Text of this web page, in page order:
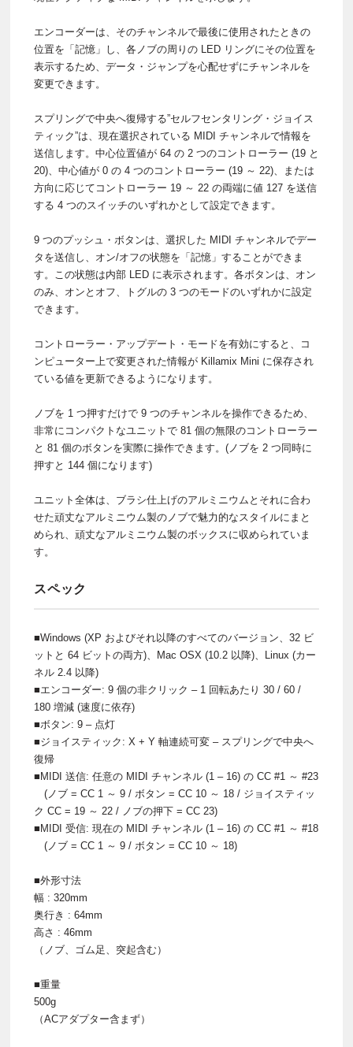
エンコーダーは、そのチャンネルで最後に使用されたときの
位置を「記憶」し、各ノブの周りの LED リングにその位置を
表示するため、データ・ジャンプを心配せずにチャンネルを
変更できます。
スプリングで中央へ復帰する”セルフセンタリング・ジョイス
ティック”は、現在選択されている MIDI チャンネルで情報を
送信します。中心位置値が 64 の 2 つのコントローラー (19 と
20)、中心値が 0 の 4 つのコントローラー (19 ～ 22)、または
方向に応じてコントローラー 19 ～ 22 の両端に値 127 を送信
する 4 つのスイッチのいずれかとして設定できます。
9 つのプッシュ・ボタンは、選択した MIDI チャンネルでデー
タを送信し、オン/オフの状態を「記憶」することができま
す。この状態は内部 LED に表示されます。各ボタンは、オン
のみ、オンとオフ、トグルの 3 つのモードのいずれかに設定
できます。
コントローラー・アップデート・モードを有効にすると、コ
ンピューター上で変更された情報が Killamix Mini に保存され
ている値を更新できるようになります。
ノブを 1 つ押すだけで 9 つのチャンネルを操作できるため、
非常にコンパクトなユニットで 81 個の無限のコントローラー
と 81 個のボタンを実際に操作できます。(ノブを 2 つ同時に
押すと 144 個になります)
ユニット全体は、ブラシ仕上げのアルミニウムとそれに合わ
せた頑丈なアルミニウム製のノブで魅力的なスタイルにまと
められ、頑丈なアルミニウム製のボックスに収められていま
す。
スペック
■Windows (XP およびそれ以降のすべてのバージョン、32 ビ
ットと 64 ビットの両方)、Mac OSX (10.2 以降)、Linux (カー
ネル 2.4 以降)
■エンコーダー: 9 個の非クリック – 1 回転あたり 30 / 60 /
180 増減 (速度に依存)
■ボタン: 9 – 点灯
■ジョイスティック: X + Y 軸連続可変 – スプリングで中央へ
復帰
■MIDI 送信: 任意の MIDI チャンネル (1 – 16) の CC #1 ～ #23
(ノブ = CC 1 ～ 9 / ボタン = CC 10 ～ 18 / ジョイスティッ
ク CC = 19 ～ 22 / ノブの押下 = CC 23)
■MIDI 受信: 現在の MIDI チャンネル (1 – 16) の CC #1 ～ #18
(ノブ = CC 1 ～ 9 / ボタン = CC 10 ～ 18)
■外形寸法
幅 : 320mm
奥行き : 64mm
高さ : 46mm
（ノブ、ゴム足、突起含む）
■重量
500g
（ACアダプター含まず）